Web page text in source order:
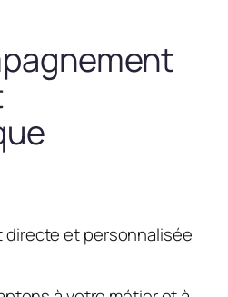
directe et personnalisée